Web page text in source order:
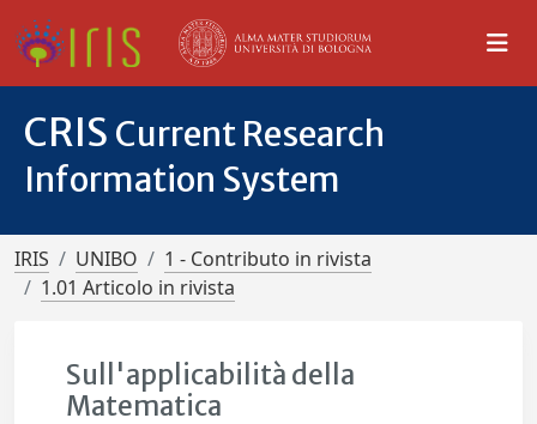
CRIS Current Research
Information System
IRIS UNIBO
1 - Contributo in rivista
1.01 Articolo in rivista
Sull'applicabilità della
Matematica